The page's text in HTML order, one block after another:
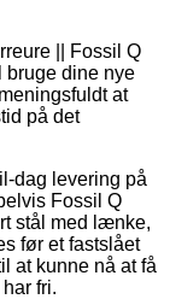
|| Fossil Q
bruge dine nye
at
på det
dag levering på
Fossil Q
stål med lænke,
før et fastslået
at kunne nå at få
fri.